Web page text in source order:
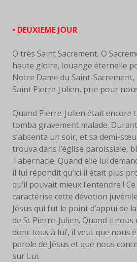
• DEUXIEME JOUR
O très Saint Sacrement, O
haute gloire, louange éternelle
Notre Dame du Saint-
Saint Pierre-Julien, prie pour
Quand Pierre-Julien était encore
tomba gravement malade.
s’absenta un soir, et sa demi-
trouva dans l’église paroissiale,
Tabernacle. Quand elle lui
il lui répondit qu’ici il était plus
qu’il pouvait mieux l’entendre !
caractérise cette dévotion
Jésus qui fut le point d’appui de
de St Pierre-Julien. Quand il nous
donc tous à lui’, il veut que nous
parole de Jésus et que nous
sur Lui.